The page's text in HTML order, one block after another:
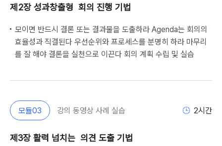
제2장 성과창출형  회의 진행 기법
모이면 반드시 결론 또는 결과물을 도출하라 Agenda는 회의의
효율성과 직결된다 우선순위와 프로세스를 분명히 하라 마무리
를 잘 해야 결론을 실천으로 이끈다 회의 계획 수립 및 실습                                                                        
모듈03 강의 동영상 사례 실습 2시간
제3장 활력 넘치는  의견 도출 기법